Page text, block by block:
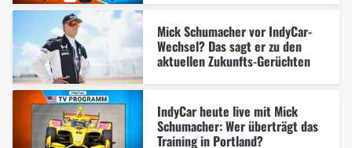
Mick Schumacher vor IndyCar-
Wechsel? Das sagt er zu den
aktuellen Zukunfts-Gerüchten
IndyCar heute live mit Mick
Schumacher: Wer überträgt das
Training in Portland?